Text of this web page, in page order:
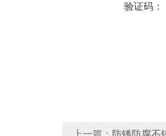
验证码：